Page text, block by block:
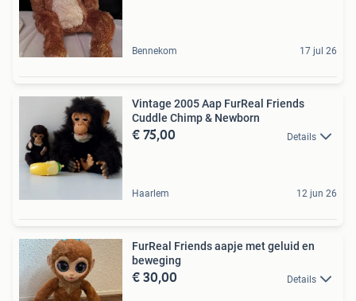
Bennekom 17 jul 26
Vintage 2005 Aap FurReal Friends
Cuddle Chimp & Newborn
€ 75,00 Details
Haarlem 12 jun 26
FurReal Friends aapje met geluid en
beweging
€ 30,00 Details